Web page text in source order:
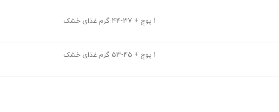
1 پوچ + 37-44 گرم غذای خشک
1 پوچ + 45-53 گرم غذای خشک